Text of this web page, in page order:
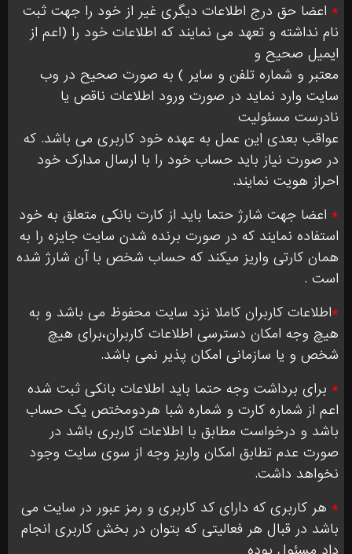
* اعضا حق درج اطلاعات دیگری غیر از خود را جهت ثبت
نام نداشته و تعهد می نمایند که اطلاعات خود را (اعم از
ایمیل صحیح و
معتبر و شماره تلفن و سایر ) به صورت صحیح در وب
سایت وارد نماید در صورت ورود اطلاعات ناقص یا
نادرست مسئولیت
عواقب بعدی این عمل به عهده خود کاربری می باشد. که
در صورت نیاز باید حساب خود را با ارسال مدارک خود
احراز هویت نمایند.
* اعضا جهت شارژ حتما باید از کارت بانکی متعلق به خود
استفاده نمایند که در صورت برنده شدن سایت جایزه را به
همان کارتی واریز میکند که حساب شخص با آن شارژ شده
است .
*اطلاعات کاربران کاملا نزد سایت محفوظ می باشد و به
هیچ وجه امکان دسترسی اطلاعات کاربران،برای هیچ
شخص و یا سازمانی امکان پذیر نمی باشد.
* برای برداشت وجه حتما باید اطلاعات بانکی ثبت شده
اعم از شماره کارت و شماره شبا هردومختص یک حساب
باشد و درخواست مطابق با اطلاعات کاربری باشد در
صورت عدم تطابق امکان واریز وجه از سوی سایت وجود
نخواهد داشت.
* هر کاربری که دارای کد کاربری و رمز عبور در سایت می
باشد در قبال هر فعالیتی که بتوان در بخش کاربری انجام